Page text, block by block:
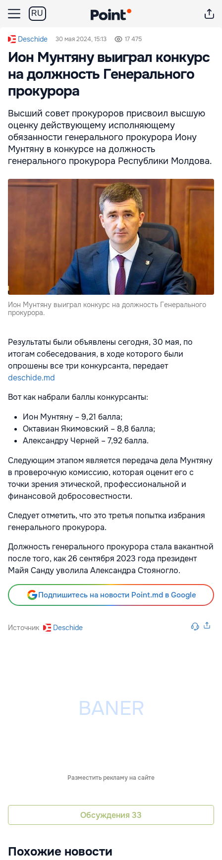
RU
Deschide 30 мая 2024, 15:13 17 475
Ион Мунтяну выиграл конкурс
на должность Генерального
прокурора
Высший совет прокуроров присвоил высшую
оценку действующему исполняющему
обязанности генерального прокурора Иону
Мунтяну в конкурсе на должность
генерального прокурора Республики Молдова.
Ион Мунтяну выиграл конкурс на должность Генерального
прокурора.
Результаты были объявлены сегодня, 30 мая, по
итогам собеседования, в ходе которого были
опрошены все три конкурсанта, передает
deschide.md
Вот как набрали баллы конкурсанты:
Ион Мунтяну – 9,21 балла;
Октавиан Якимовский – 8,8 балла;
Александру Черней – 7,92 балла.
Следующим этапом является передача дела Мунтяну
в проверочную комиссию, которая оценит его с
точки зрения этической, профессиональной и
финансовой добросовестности.
Следует отметить, что это третья попытка избрания
генерального прокурора.
Должность генерального прокурора стала вакантной
после того, как 26 сентября 2023 года президент
Майя Санду уволила Александра Стояногло.
Подпишитесь на новости Point.md в Google
Источник Deschide
Разместить рекламу на сайте
Обсуждения 33
Похожие новости